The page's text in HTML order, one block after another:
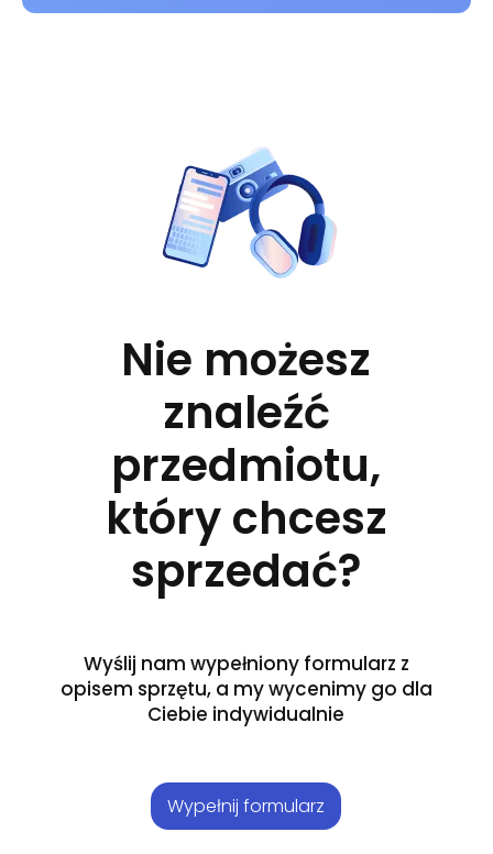
Nie możesz
znaleźć
przedmiotu,
który chcesz
sprzedać?
Wyślij nam wypełniony formularz z
opisem sprzętu, a my wycenimy go dla
Ciebie indywidualnie
Wypełnij formularz